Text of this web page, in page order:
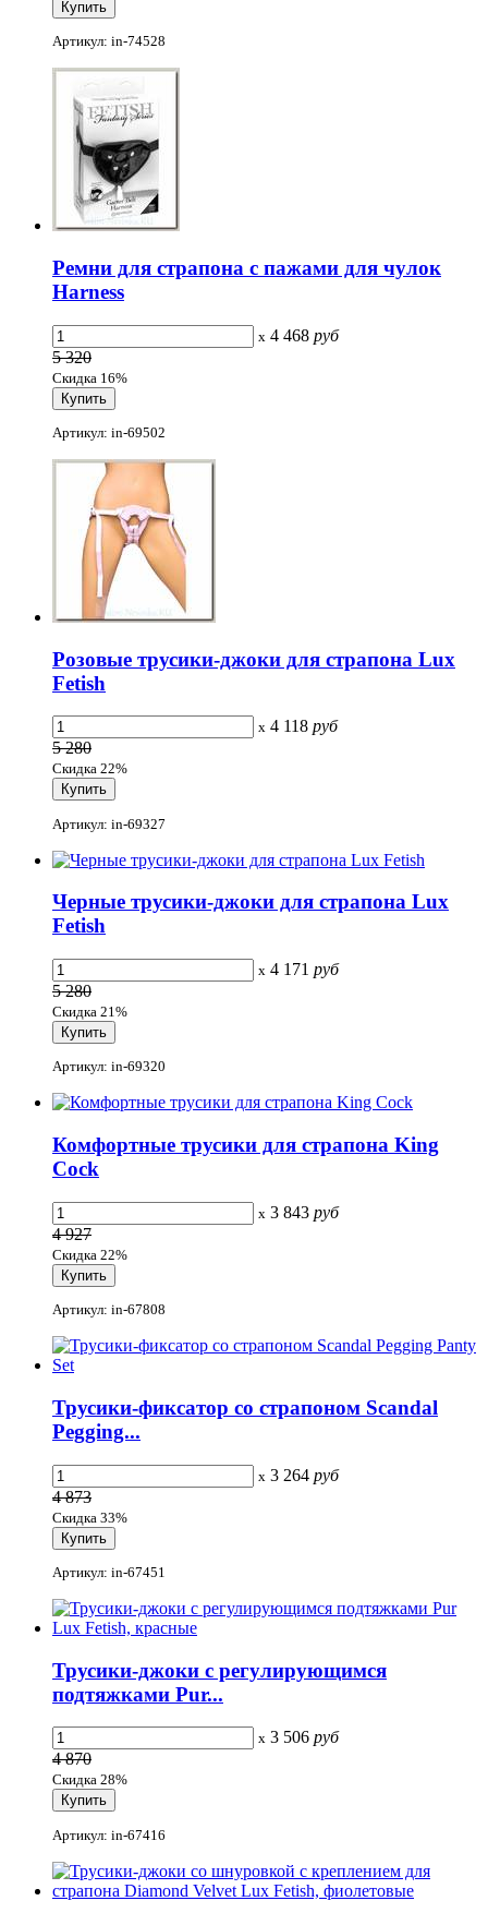
Артикул: in-74528
Ремни для страпона с пажами для чулок
Harness
x 4 468 руб
5 320
Скидка 16%
Артикул: in-69502
Розовые трусики-джоки для страпона Lux
Fetish
x 4 118 руб
5 280
Скидка 22%
Артикул: in-69327
Черные трусики-джоки для страпона Lux
Fetish
x 4 171 руб
5 280
Скидка 21%
Артикул: in-69320
Комфортные трусики для страпона King
Cock
x 3 843 руб
4 927
Скидка 22%
Артикул: in-67808
Трусики-фиксатор со страпоном Scandal
Pegging...
x 3 264 руб
4 873
Скидка 33%
Артикул: in-67451
Трусики-джоки с регулирующимся
подтяжками Pur...
x 3 506 руб
4 870
Скидка 28%
Артикул: in-67416